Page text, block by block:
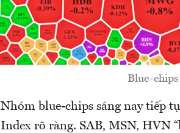
Blue-chips
Nhóm blue-chips sáng nay tiếp
Index rõ ràng. SAB, MSN, HVN